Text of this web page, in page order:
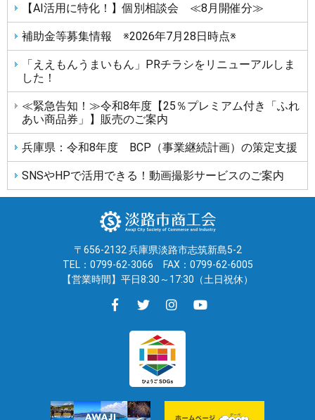
【AI活用に特化！】個別相談会 ≪8月開催分≫
補助金等募集情報 ※2026年7月28日時点※
「ええもんうまいもん」PRチラシをリニューアルしま
した！
≪緊急告知！≫令和8年度【25％プレミアム付き「ふれ
あい商品券」】販売のご案内
兵庫県：令和8年度 BCP（事業継続計画）の策定支援
SNSやHPで活用できる！動画撮影サービスのご案内
〒656-2132 兵庫県淡路市志筑新島5-2
TEL：0799-62-3066
FAX：0799-62-6005
【営業時間】平日8:30～17:30（土日祝休）